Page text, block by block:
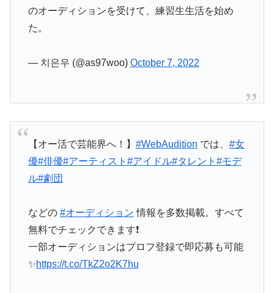
のオーディションを受けて、練習生生活を始め
た。
— 치은우 (@as97woo) October 7, 2022
【オー活で芸能界へ！】 #WebAudition では、 #女
優#俳優#アーティスト #アイドル#タレント #モデ
ル#劇団
などの #オーディション 情報を多数掲載。すべて
無料でチェックできます❗
一部オーディションはプロフ登録で即応募も可能
✨https://t.co/TkZ2o2K7hu